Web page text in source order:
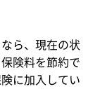
ら、現在の状
険料を節約で
に加入してい